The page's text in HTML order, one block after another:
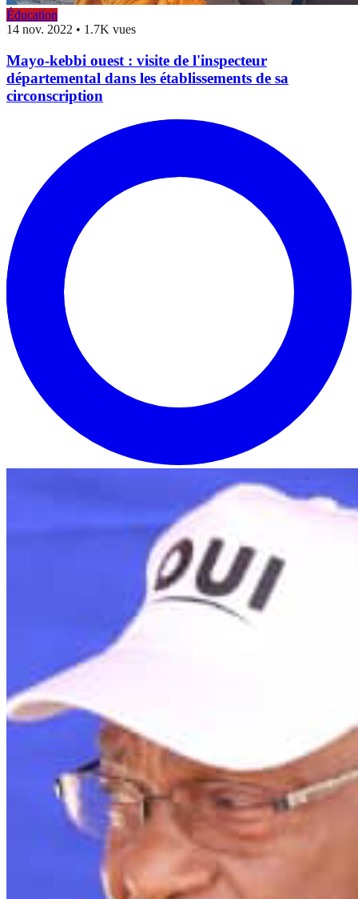
Éducation
14 nov. 2022 • 1.7K vues
Mayo-kebbi ouest : visite de l'inspecteur
départemental dans les établissements de sa
circonscription